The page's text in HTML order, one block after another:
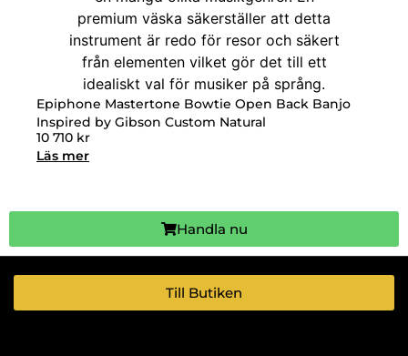
Epiphone Mastertone Bowtie Open Back Banjo
Inspired by Gibson Custom Natural
10 710 kr
Läs mer
Handla nu
Till Butiken